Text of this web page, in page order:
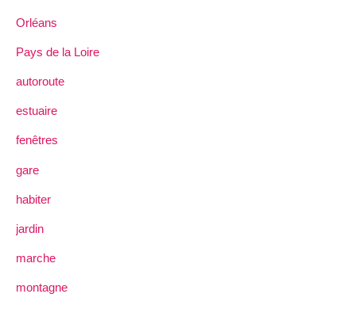
Orléans
Pays de la Loire
autoroute
estuaire
fenêtres
gare
habiter
jardin
marche
montagne